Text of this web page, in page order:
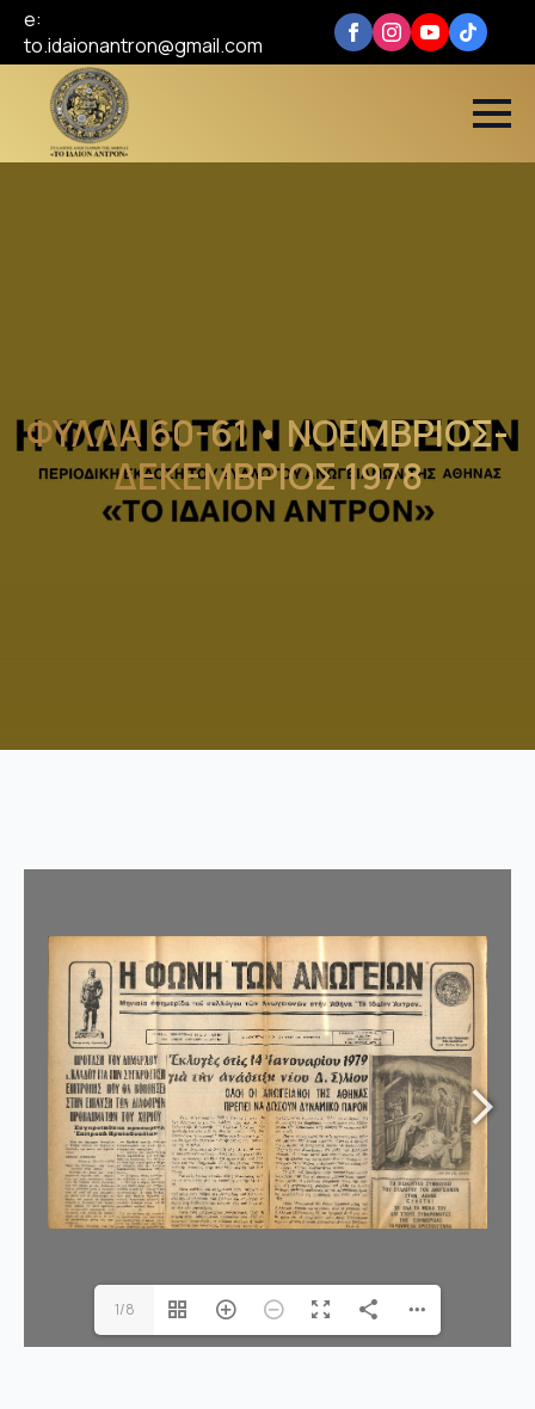
e:
to.idaionantron@gmail.com
ΦΥΛΛΑ 60-61 • ΝΟΕΜΒΡΙΟΣ-
ΔΕΚΕΜΒΡΙΟΣ 1978
1/8